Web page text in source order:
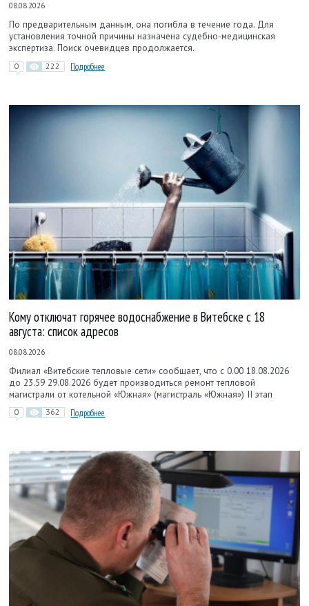
08.08.2026
По предварительным данным, она погибла в течение года. Для
установления точной причины назначена судебно-медицинская
экспертиза. Поиск очевидцев продолжается.
0 222 Подробнее
Кому отключат горячее водоснабжение в Витебске с 18
августа: список адресов
08.08.2026
Филиал «Витебские тепловые сети» сообщает, что с 0.00 18.08.2026
до 23.59 29.08.2026 будет производиться ремонт тепловой
магистрали от котельной «Южная» (магистраль «Южная») II этап
0 362 Подробнее